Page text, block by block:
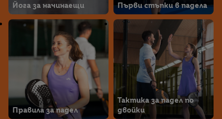
Йога за начинаещи Първи стъпки в падела
Правила за падел
Тактика за падел по
двойки